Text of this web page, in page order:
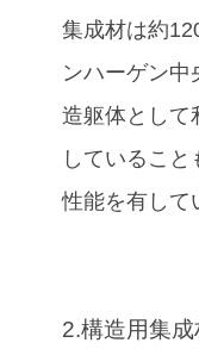
集成材は約
ンハーゲン
造躯体として
しているこ
性能を有して
2.構造用集